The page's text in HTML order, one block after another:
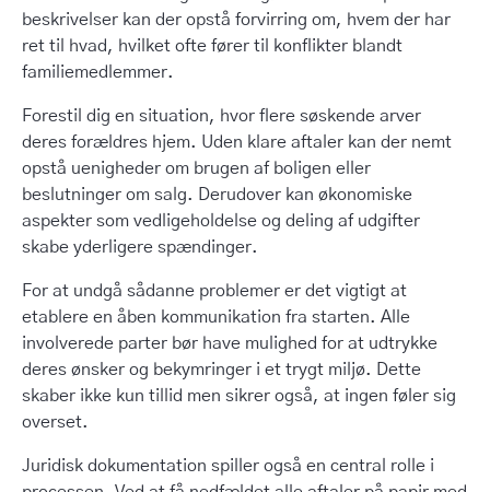
beskrivelser kan der opstå forvirring om, hvem der har
ret til hvad, hvilket ofte fører til konflikter blandt
familiemedlemmer.
Forestil dig en situation, hvor flere søskende arver
deres forældres hjem. Uden klare aftaler kan der nemt
opstå uenigheder om brugen af boligen eller
beslutninger om salg. Derudover kan økonomiske
aspekter som vedligeholdelse og deling af udgifter
skabe yderligere spændinger.
For at undgå sådanne problemer er det vigtigt at
etablere en åben kommunikation fra starten. Alle
involverede parter bør have mulighed for at udtrykke
deres ønsker og bekymringer i et trygt miljø. Dette
skaber ikke kun tillid men sikrer også, at ingen føler sig
overset.
Juridisk dokumentation spiller også en central rolle i